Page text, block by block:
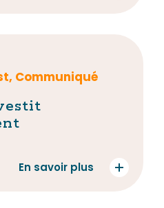
Communiqué
En savoir plus